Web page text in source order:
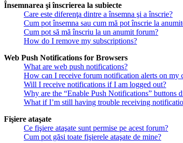
Însemnarea şi înscrierea la subiecte
Care este diferenţa dintre a însemna şi a înscrie?
Cum pot însemna sau cum mă pot înscrie la
Cum pot să mă înscriu la un anumit forum?
How do I remove my subscriptions?
Web Push Notifications for Browsers
What are web push notifications?
How can I receive forum notification alerts on my
Will I receive notifications if I am logged out?
Why are the “Enable Push Notifications” buttons
What if I’m still having trouble receiving
Fişiere ataşate
Ce fişiere ataşate sunt permise pe acest forum?
Cum pot găsi toate fişierele ataşate de mine?